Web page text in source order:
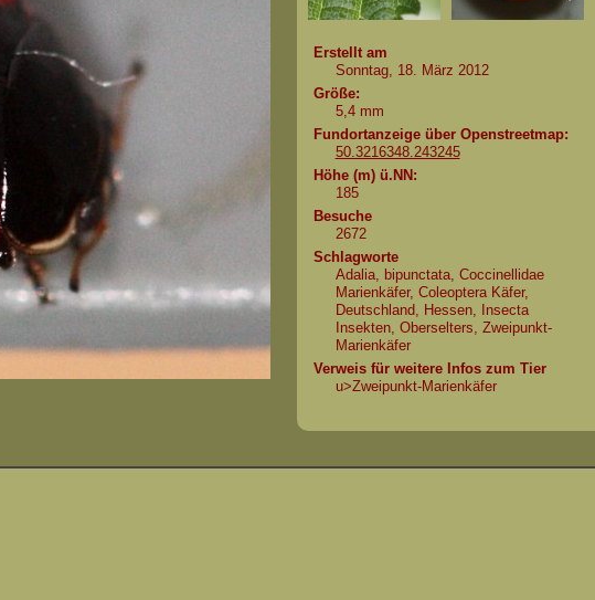
Erstellt am
Sonntag, 18. März 2012
Größe:
5,4 mm
Fundortanzeige über Openstreetmap:
50.3216348.243245
Höhe (m) ü.NN:
185
Besuche
2672
Schlagworte
Adalia, bipunctata, Coccinellidae
Marienkäfer, Coleoptera Käfer,
Deutschland, Hessen,
Insecta
Insekten, Oberselters, Zweipunkt-
Marienkäfer
Verweis für weitere Infos zum Tier
u>Zweipunkt-Marienkäfer